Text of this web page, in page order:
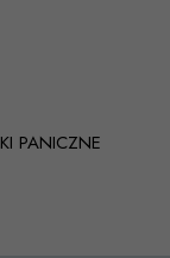
PANICZNE